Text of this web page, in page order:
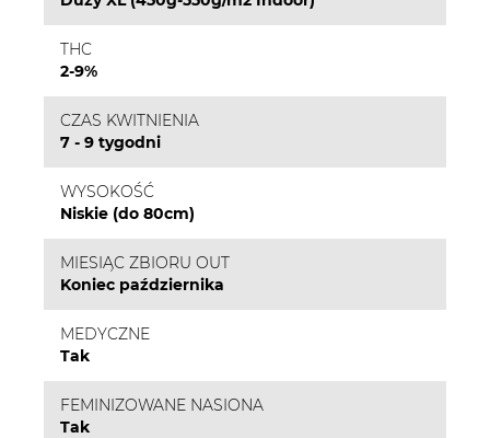
THC
2-9%
CZAS KWITNIENIA
7 - 9 tygodni
WYSOKOŚĆ
Niskie (do 80cm)
MIESIĄC ZBIORU OUT
Koniec października
MEDYCZNE
Tak
FEMINIZOWANE NASIONA
Tak